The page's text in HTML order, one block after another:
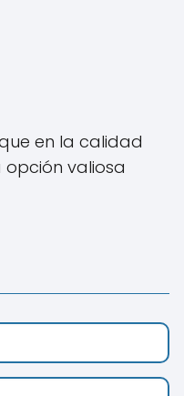
en la calidad
valiosa